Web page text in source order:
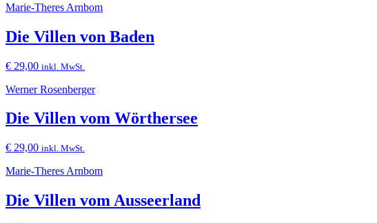
Marie-Theres Arnbom
Die Villen von Baden
€ 29,00 inkl. MwSt.
Werner Rosenberger
Die Villen vom Wörthersee
€ 29,00 inkl. MwSt.
Marie-Theres Arnbom
Die Villen vom Ausseerland